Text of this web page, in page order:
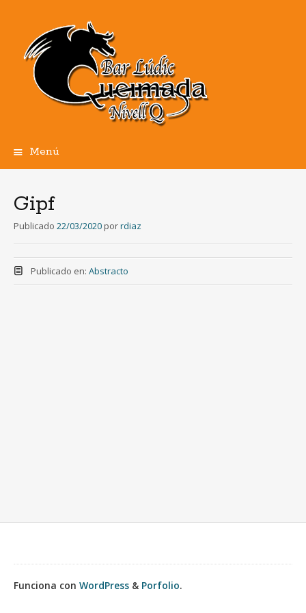
Menú
Gipf
Publicado 22/03/2020 porrdiaz
Publicado en: Abstracto
Funciona con WordPress & Porfolio.